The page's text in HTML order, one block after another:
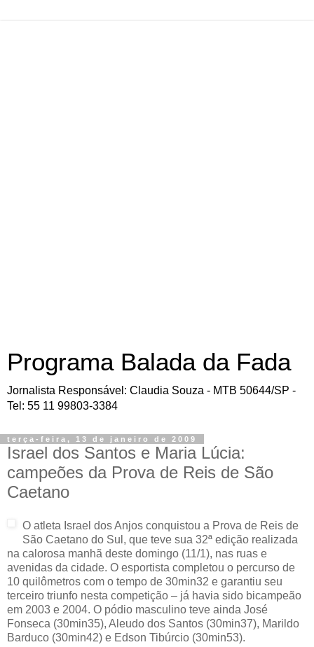
Programa Balada da Fada
Jornalista Responsável: Claudia Souza - MTB 50644/SP -
Tel: 55 11 99803-3384
terça-feira, 13 de janeiro de 2009
Israel dos Santos e Maria Lúcia:
campeões da Prova de Reis de São
Caetano
O atleta Israel dos Anjos conquistou a Prova de Reis de
São Caetano do Sul, que teve sua 32ª edição realizada
na calorosa manhã deste domingo (11/1), nas ruas e
avenidas da cidade. O esportista completou o percurso de
10 quilômetros com o tempo de 30min32 e garantiu seu
terceiro triunfo nesta competição – já havia sido bicampeão
em 2003 e 2004. O pódio masculino teve ainda José
Fonseca (30min35), Aleudo dos Santos (30min37), Marildo
Barduco (30min42) e Edson Tibúrcio (30min53).